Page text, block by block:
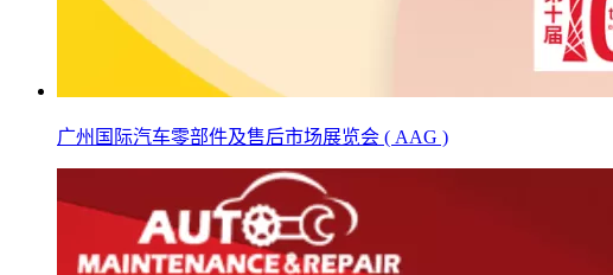
广州国际汽车零部件及售后市场展览会 ( AAG )